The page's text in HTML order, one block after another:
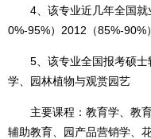
4、该专业近几年全国就
0%-95%）2012（85%-90%）
5、该专业全国报考硕士
学、园林植物与观赏园艺
主要课程：教育学、教育
辅助教育、园产品营销学、